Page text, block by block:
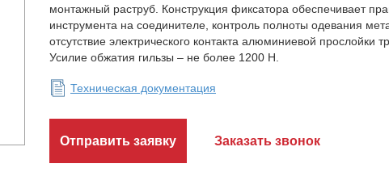
монтажный раструб. Конструкция фиксатора обеспечивает
инструмента на соединителе, контроль полноты одевания
отсутствие электрического контакта алюминиевой прослойки
Усилие обжатия гильзы – не более 1200 Н.
Техническая документация
Отправить заявку Заказать звонок